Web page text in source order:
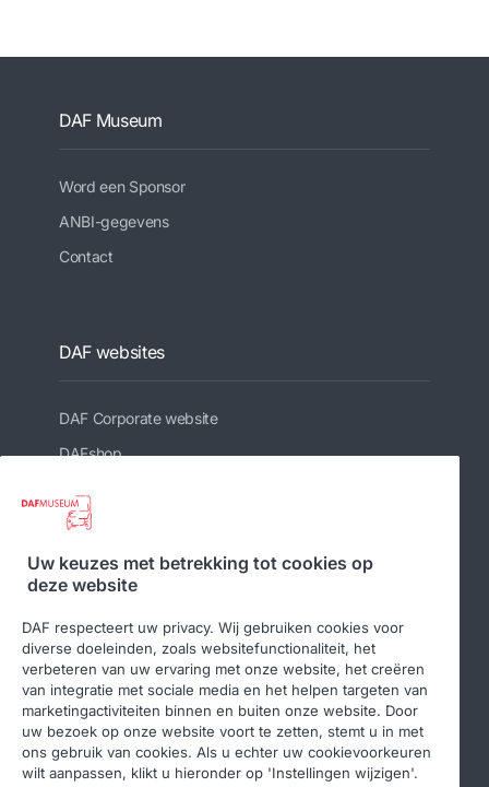
DAF Museum
Word een Sponsor
ANBI-gegevens
Contact
DAF websites
DAF Corporate website
DAFshop
Volg ons
Uw keuzes met betrekking tot cookies op
deze website
DAF respecteert uw privacy. Wij gebruiken cookies voor
diverse doeleinden, zoals websitefunctionaliteit, het
verbeteren van uw ervaring met onze website, het creëren
van integratie met sociale media en het helpen targeten van
marketingactiviteiten binnen en buiten onze website. Door
uw bezoek op onze website voort te zetten, stemt u in met
ons gebruik van cookies. Als u echter uw cookievoorkeuren
wilt aanpassen, klikt u hieronder op 'Instellingen wijzigen'.